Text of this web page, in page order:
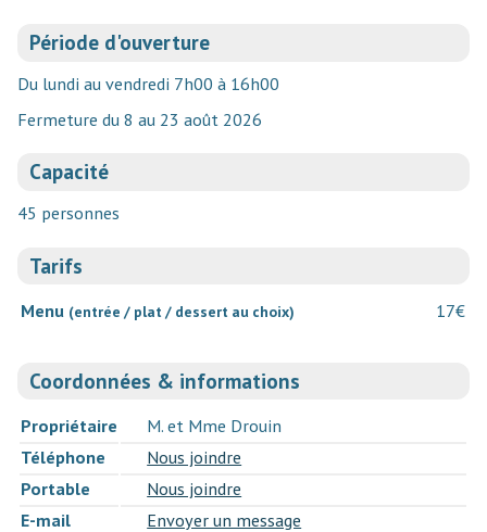
Période d'ouverture
Du lundi au vendredi 7h00 à 16h00
Fermeture du 8 au 23 août 2026
Capacité
45 personnes
Tarifs
Menu (entrée / plat / dessert au choix) 17€
Coordonnées & informations
Propriétaire
M. et Mme Drouin
Téléphone
Nous joindre
Portable
Nous joindre
E-mail
Envoyer un message